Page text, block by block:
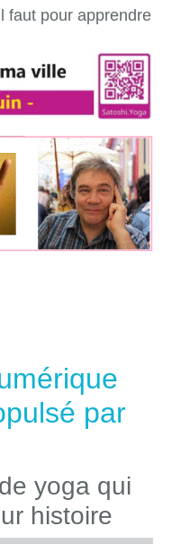
faut pour apprendre
par
yoga qui
histoire